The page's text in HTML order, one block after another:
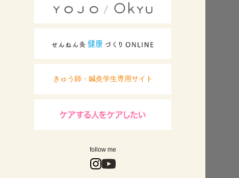
きゅう師・鍼灸学生専用サイト
follow me